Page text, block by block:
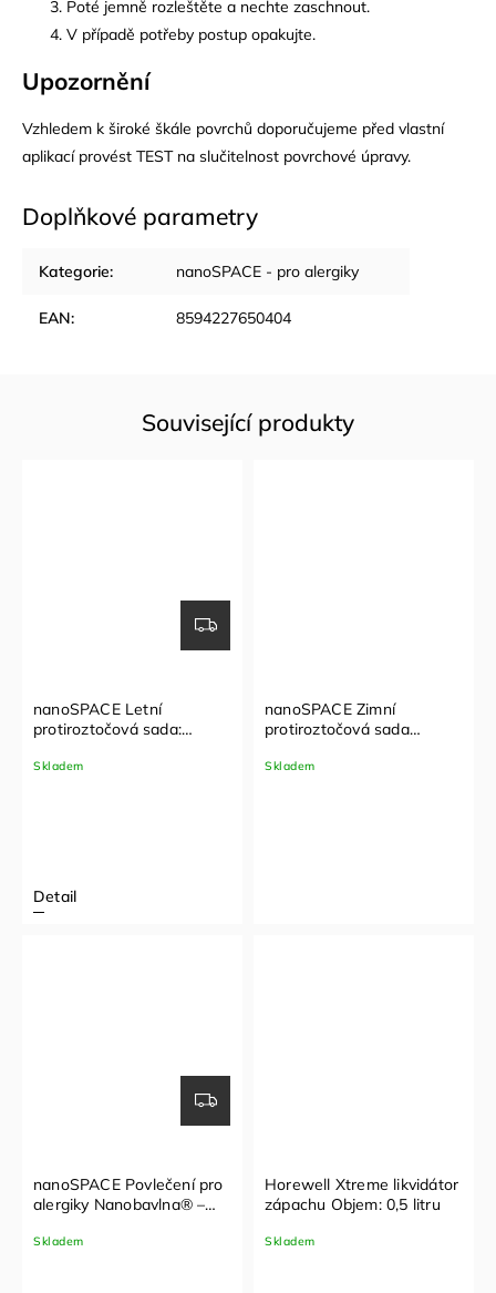
Poté jemně rozleštěte a nechte zaschnout.
V případě potřeby postup opakujte.
Upozornění
Vzhledem k široké škále povrchů doporučujeme před vlastní
aplikací provést TEST na slučitelnost povrchové úpravy.
Doplňkové parametry
Kategorie: nanoSPACE - pro alergiky
EAN: 8594227650404
Související produkty
nanoSPACE Letní
protiroztočová sada:
(70x90 cm,140x200 cm)
Skladem
Detail
nanoSPACE Zimní
protiroztočová sada
přikrývka + povlak na
Skladem
nanoSPACE Povlečení pro
alergiky Nanobavlna® –
70x90cm)
Skladem
Horewell Xtreme likvidátor
zápachu Objem: 0,5 litru
Skladem